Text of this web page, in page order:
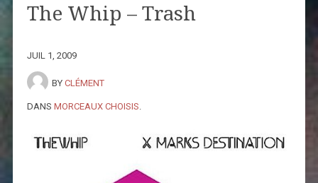
The Whip – Trash
JUIL 1, 2009
BY CLÉMENT
DANS MORCEAUX CHOISIS